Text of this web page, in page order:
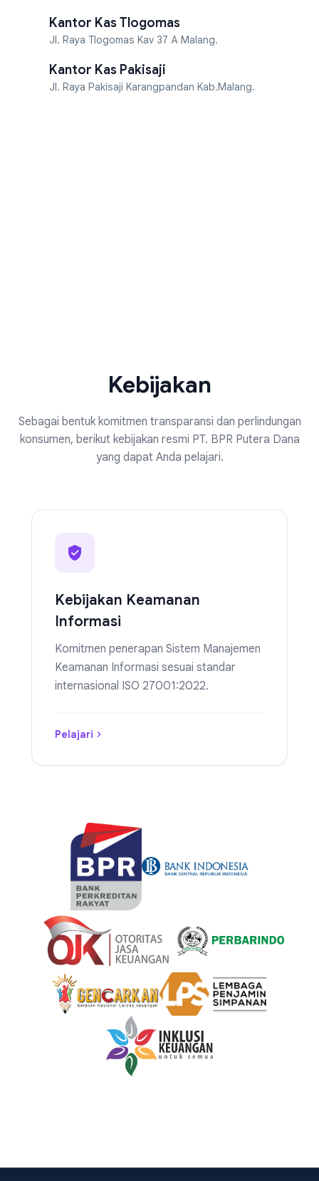
Kantor Kas Tlogomas
Jl. Raya Tlogomas Kav 37 A Malang.
Kantor Kas Pakisaji
Jl. Raya Pakisaji Karangpandan Kab.Malang.
Kebijakan
Sebagai bentuk komitmen transparansi dan perlindungan
konsumen, berikut kebijakan resmi PT. BPR Putera Dana
yang dapat Anda pelajari.
Kebijakan Keamanan
Informasi
Komitmen penerapan Sistem Manajemen
Keamanan Informasi sesuai standar
internasional ISO 27001:2022.
Pelajari